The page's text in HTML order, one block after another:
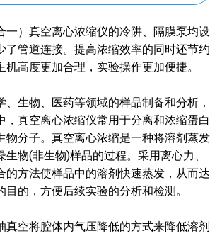
一）真空离心浓缩仪的冷阱、隔膜泵均设
了管道连接。提高浓缩效率的同时还节约
机高度更加合理，实验操作更加便捷。
、生物、医药等领域的样品制备和分析，
，真空离心浓缩仪常用于分离和浓缩蛋白
物分子。真空离心浓缩是一种将溶剂蒸发
生物(非生物)样品的过程。采用离心力、
的方法使样品中的溶剂快速蒸发，从而达
的，方便后续实验的分析和检测。
真空将腔体内气压降低的方式来降低溶剂